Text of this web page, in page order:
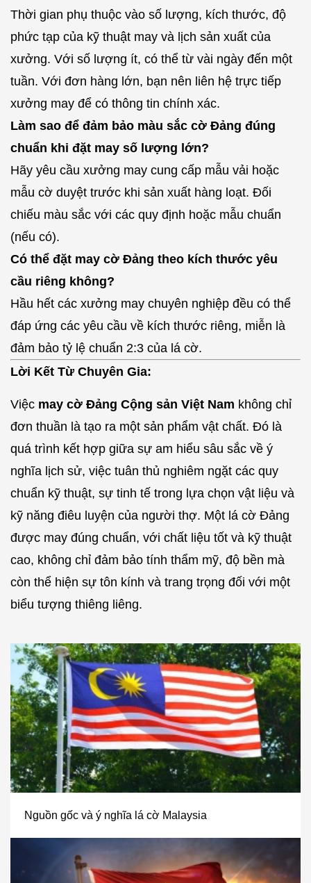
Thời gian phụ thuộc vào số lượng, kích thước, độ
phức tạp của kỹ thuật may và lịch sản xuất của
xưởng. Với số lượng ít, có thể từ vài ngày đến một
tuần. Với đơn hàng lớn, bạn nên liên hệ trực tiếp
xưởng may để có thông tin chính xác.
Làm sao để đảm bảo màu sắc cờ Đảng đúng
chuẩn khi đặt may số lượng lớn?
Hãy yêu cầu xưởng may cung cấp mẫu vải hoặc
mẫu cờ duyệt trước khi sản xuất hàng loạt. Đối
chiếu màu sắc với các quy định hoặc mẫu chuẩn
(nếu có).
Có thể đặt may cờ Đảng theo kích thước yêu
cầu riêng không?
Hầu hết các xưởng may chuyên nghiệp đều có thể
đáp ứng các yêu cầu về kích thước riêng, miễn là
đảm bảo tỷ lệ chuẩn 2:3 của lá cờ.
Lời Kết Từ Chuyên Gia:
Việc may cờ Đảng Cộng sản Việt Nam không chỉ
đơn thuần là tạo ra một sản phẩm vật chất. Đó là
quá trình kết hợp giữa sự am hiểu sâu sắc về ý
nghĩa lịch sử, việc tuân thủ nghiêm ngặt các quy
chuẩn kỹ thuật, sự tinh tế trong lựa chọn vật liệu và
kỹ năng điêu luyện của người thợ. Một lá cờ Đảng
được may đúng chuẩn, với chất liệu tốt và kỹ thuật
cao, không chỉ đảm bảo tính thẩm mỹ, độ bền mà
còn thể hiện sự tôn kính và trang trọng đối với một
biểu tượng thiêng liêng.
Nguồn gốc và ý nghĩa lá cờ Malaysia